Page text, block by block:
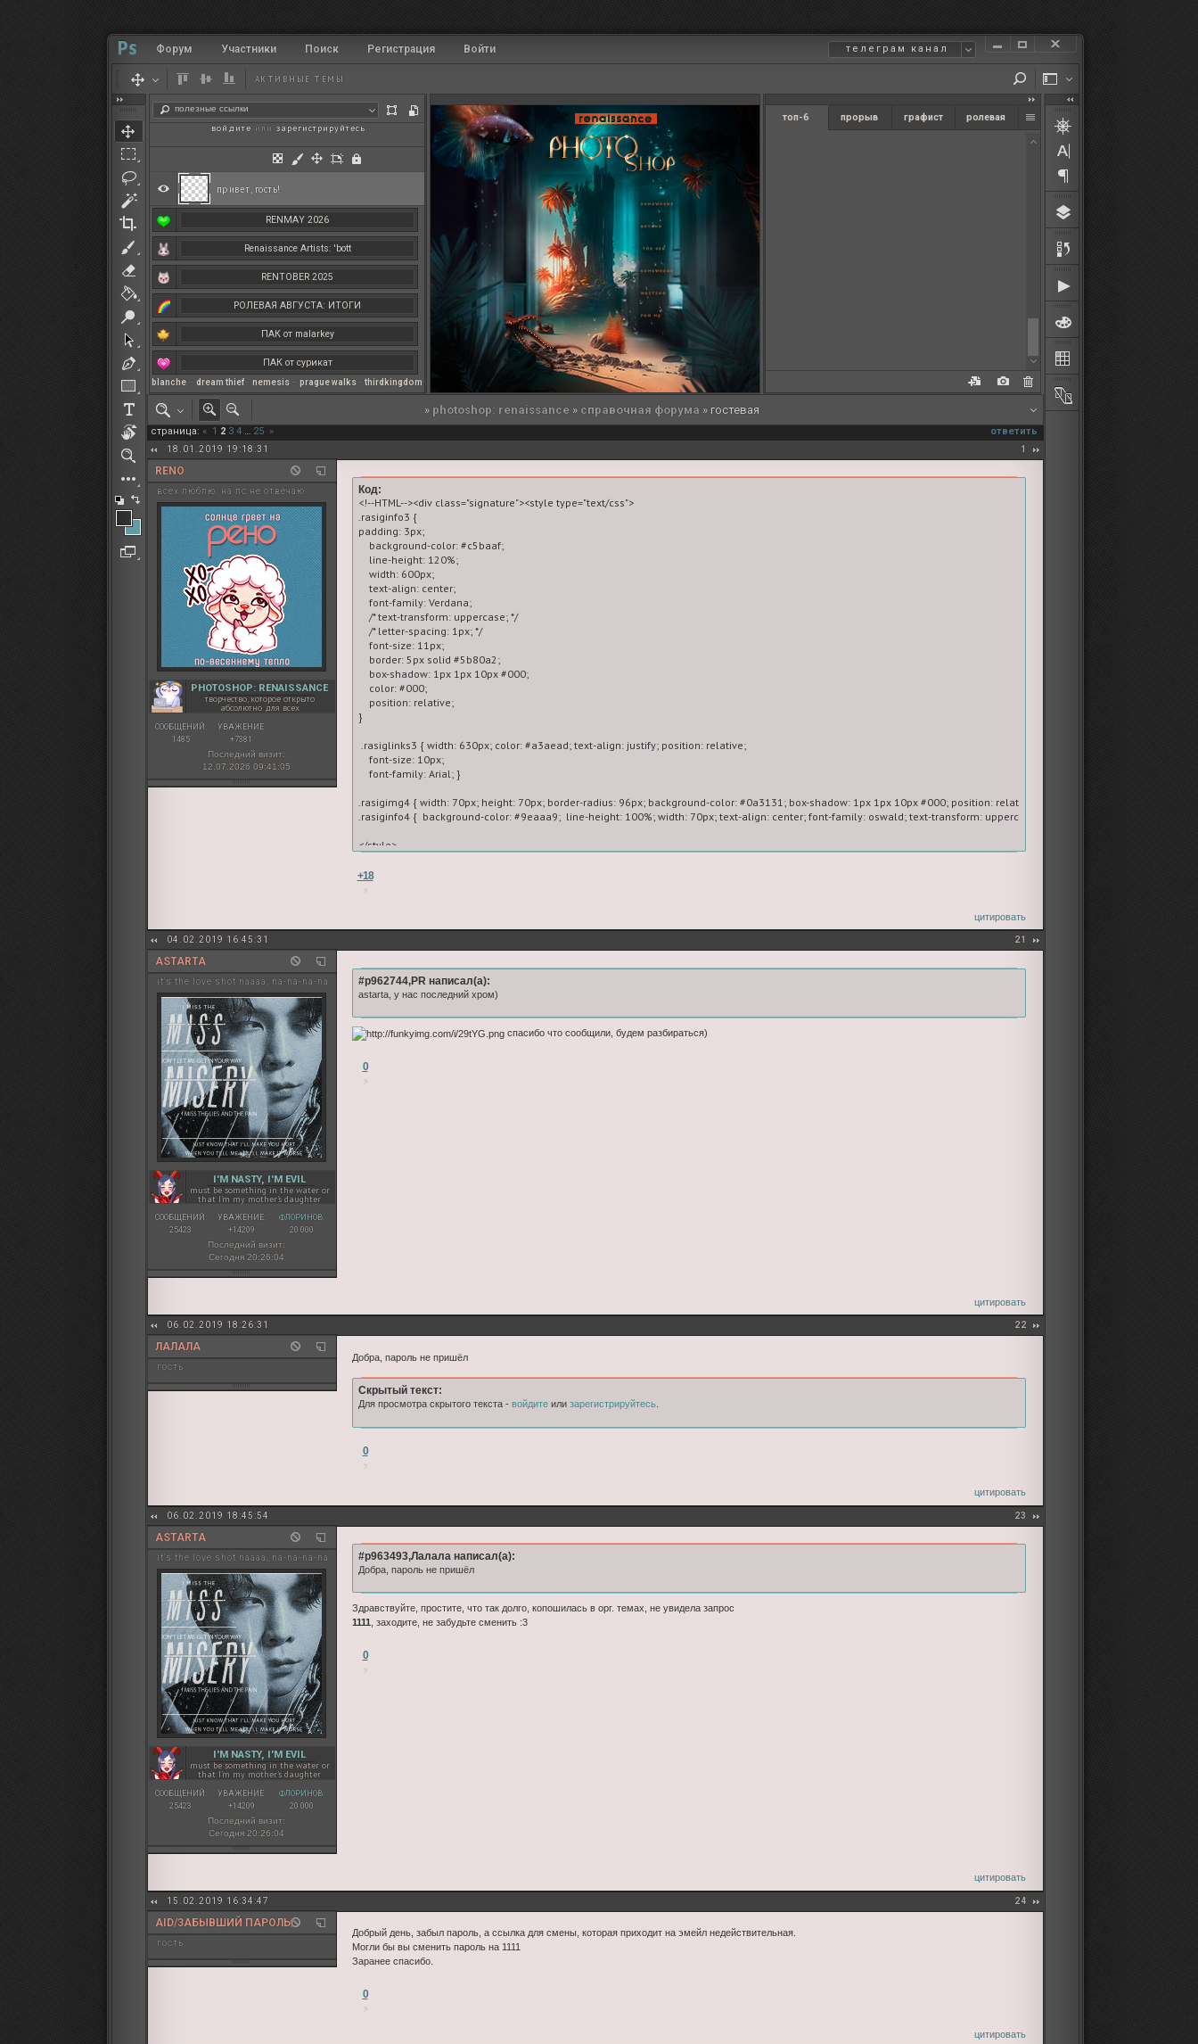
RENMAY 2026
Renaissance Artists: 'bott
RENTOBER 2025
РОЛЕВАЯ АВГУСТА: ИТОГИ
ПАК от malarkey
ПАК от сурикат
РЕНМАЙ
РОЛЕВАЯ МАРТА: ИТОГИ
телеграм канал
полезные ссылки
blanche– dream thief– nemesis– prague walks– thirdkingdom
топ-6 прорыв графист ролевая
Форум Участники Поиск Регистрация Войти
АКТИВНЫЕ ТЕМЫ
привет, гость!
войдите или зарегистрируйтесь
» photoshop: renaissance » справочная форума » гостевая
страница: « 1 2 3 4 … 25 » ответить
1
18.01.2019 19:18:31
RENO
всех люблю. на лс не отвечаю
PHOTOSHOP: RENAISSANCE
творчество, которое открыто
абсолютно для всех
СООБЩЕНИЙ:
1485
УВАЖЕНИЕ:
+7381
Последний визит:
12.07.2026 09:41:05
Код:
<!--HTML--><div class="signature"><style type="text/css">
.rasiginfo3 {
padding: 3px;
    background-color: #c5baaf;
    line-height: 120%;
    width: 600px;
    text-align: center;
    font-family: Verdana;
    /* text-transform: uppercase; */
    /* letter-spacing: 1px; */
    font-size: 11px;
    border: 5px solid #5b80a2;
    box-shadow: 1px 1px 10px #000;
    color: #000;
    position: relative;
}
.rasiglinks3 { width: 630px; color: #a3aead; text-align: justify; position: relative;
    font-size: 10px;
    font-family: Arial; }
.rasigimg4 { width: 70px; height: 70px; border-radius: 96px; background-color: #0a3131; box-shadow: 1px 1px 10px #000; position: relative;}
.rasiginfo4 {  background-color: #9eaaa9;  line-height: 100%; width: 70px; text-align: center; font-family: oswald; text-transform: uppercase; letter-spacing: 1px; font-size:
</style>
<font style=" font-family: 'Times New Roman';
    font-weight: bold;
    letter-spacing: 3px;
    text-shadow: 1px 1px 3px #000000;
    color: #5b80a2; ">Добро пожаловать на арт-форум Photoshop: Renaissance!</b></font>
<br><br>
<div class="rasiginfo3"><br><b>Здравствуйте!</b> Данная тема создана для <b>гостей и PR</b> аккаунта. Для того, чтобы вам было проще ориентироваться, мы
<br>Пользователи форума задают вопросы <b><u>только</u></b> в теме: <a href=https://imagiart.ru/viewtopic.php?id=14986#p957686>вопросов</a><br><br>
+18
цитировать
21
04.02.2019 16:45:31
ASTARTA
it's the love shot naaaa, na-na-na-na
I'M NASTY, I'M EVIL
must be something in the water or
that I'm my mother's daughter
СООБЩЕНИЙ:
25423
УВАЖЕНИЕ:
+14209
ФЛОРИНОВ:
20 000
Последний визит:
Сегодня 20:26:04
#p962744,PR написал(а):
astarta, у нас последний хром)
спасибо что сообщили, будем разбираться)
0
цитировать
22
06.02.2019 18:26:31
ЛАЛАЛА
гость
Добра, пароль не пришёл
Скрытый текст:
Для просмотра скрытого текста - войдитеили зарегистрируйтесь.
0
цитировать
23
06.02.2019 18:45:54
ASTARTA
it's the love shot naaaa, na-na-na-na
I'M NASTY, I'M EVIL
must be something in the water or
that I'm my mother's daughter
СООБЩЕНИЙ:
25423
УВАЖЕНИЕ:
+14209
ФЛОРИНОВ:
20 000
Последний визит:
Сегодня 20:26:04
#p963493,Лалала написал(а):
Добра, пароль не пришёл
Здравствуйте, простите, что так долго, копошилась в орг. темах, не увидела запрос
1111
, заходите, не забудьте сменить :3
0
цитировать
24
15.02.2019 16:34:47
AID/ЗАБЫВШИЙ ПАРОЛЬ/
гость
Добрый день, забыл пароль, а ссылка для смены, которая приходит на эмейл недействительная.
Могли бы вы сменить пароль на 1111
Заранее спасибо.
0
цитировать